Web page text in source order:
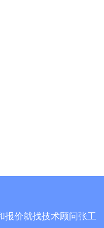
报价就找技术顾问张工